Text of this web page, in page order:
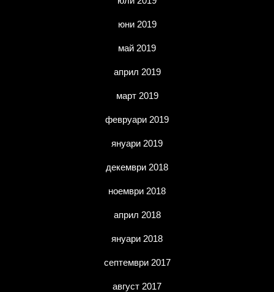
юни 2019
май 2019
април 2019
март 2019
февруари 2019
януари 2019
декември 2018
ноември 2018
април 2018
януари 2018
септември 2017
август 2017